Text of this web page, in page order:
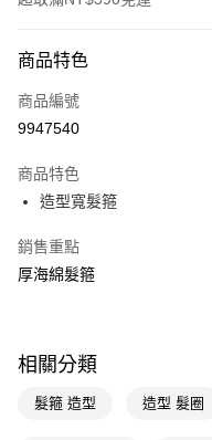
POYA支付
信用卡一次付款
LINE Pay
Apple Pay
街口支付
Google Pay
AFTEE先享後付
商品特色
商品編號
9947540
商品特色
造型寬髮箍
銷售重點
厚海綿髮箍
相關分類
髮箍 造型 造型 髮圈